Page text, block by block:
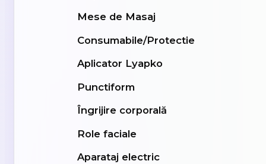
Mese de Masaj
Consumabile/Protectie
Aplicator Lyapko
Punctiform
Îngrijire corporală
Role faciale
Aparataj electric